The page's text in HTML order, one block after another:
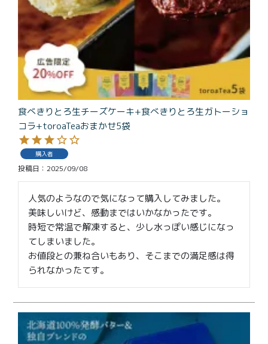
紅茶toroaTea
メルマガ会員様限定
toroa夏のアウトレッ
トセール
クッキー缶
紅茶toroaTeaギフト
お誕生日セット
手さげ袋
季節限定
価格別
¥6,000〜
¥4,000〜¥5,999
TOP
お問い合わせ
商品
ご利用ガイド
食べきりとろ生チーズケーキ+食べきりとろ生ガトーショ
コラ+toroaTeaおまかせ5袋
購入者
投稿日 2025/09/08
人気のようなので気になって購入してみました。
美味しいけど、感動まではいかなかったです。
時短で常温で解凍すると、少し水っぽい感じになっ
てしまいました。
お値段との兼ね合いもあり、そこまでの満足感は得
られなかったてす。